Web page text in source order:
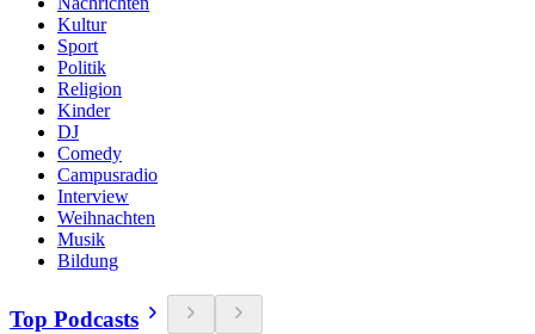
Kultur
Sport
Politik
Religion
Kinder
DJ
Comedy
Campusradio
Interview
Weihnachten
Musik
Bildung
Top Podcasts